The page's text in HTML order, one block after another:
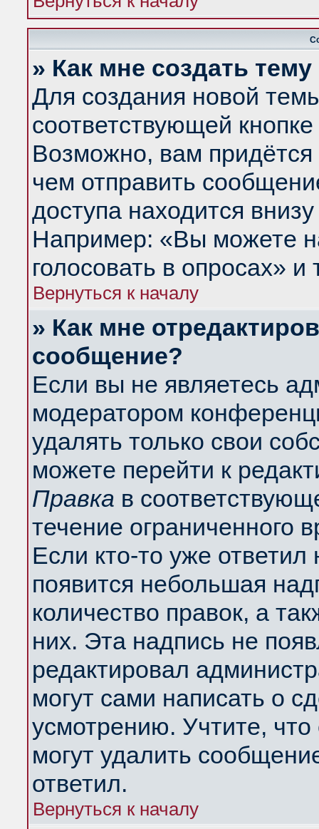
» Как мне создать
Для создания новой
соответствующей
Возможно, вам придётся
чем отправить
доступа находится
Например: «Вы можете
голосовать в опросах» и
Вернуться к началу
» Как мне
сообщение?
Если вы не являетесь
модератором
удалять только свои
можете перейти к
Правка в
течение ограниченного
Если кто-то уже
появится небольшая
количество правок, а
них. Эта надпись не
редактировал
могут сами написать о
усмотрению. Учтите,
могут удалить
ответил.
Вернуться к началу